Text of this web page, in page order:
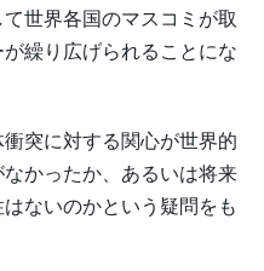
世界各国のマスコミが取
繰り広げられることにな
突に対する関心が世界的
かったか、あるいは将来
ないのかという疑問をも